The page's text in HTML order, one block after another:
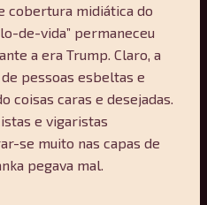
cobertura midiática do
de-vida” permaneceu
a era Trump. Claro, a
pessoas esbeltas e
coisas caras e desejadas.
e vigaristas
se muito nas capas de
pegava mal.